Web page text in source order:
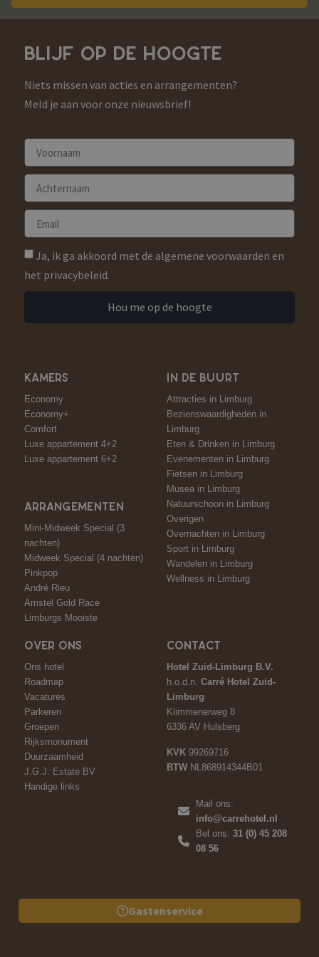
BLIJF OP DE HOOGTE
Niets missen van acties en arrangementen?
Meld je aan voor onze nieuwsbrief!
Ja, ik ga akkoord met de algemene voorwaarden en
het privacybeleid.
Hou me op de hoogte
KAMERS
Economy
Economy+
Comfort
Luxe appartement 4+2
Luxe appartement 6+2
ARRANGEMENTEN
Mini-Midweek Special (3
nachten)
Midweek Special (4 nachten)
Pinkpop
André Rieu
Amstel Gold Race
Limburgs Mooiste
IN DE BUURT
Attracties in Limburg
Bezienswaardigheden in
Limburg
Eten & Drinken in Limburg
Evenementen in Limburg
Fietsen in Limburg
Musea in Limburg
Natuurschoon in Limburg
Overigen
Overnachten in Limburg
Sport in Limburg
Wandelen in Limburg
Wellness in Limburg
OVER ONS
Ons hotel
Roadmap
Vacatures
Parkeren
Groepen
Rijksmonument
Duurzaamheid
J.G.J. Estate BV
Handige links
CONTACT
Hotel Zuid-Limburg B.V.
h.o.d.n. Carré Hotel Zuid-
Limburg
Klimmenerweg 8
6336 AV Hulsberg
KVK 99269716
BTW NL868914344B01
Mail ons:
info@carrehotel.nl
Bel ons: 31 (0) 45 208
08 56
Gastenservice